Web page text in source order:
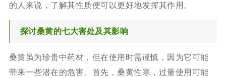
的人来说，了解其性质便可以更好地发挥其作用。
探讨桑黄的七大害处及其影响
桑黄虽为珍贵中药材，但在使用时需谨慎，因为它可能
带来一些潜在的危害。首先，桑黄性寒，过量使用可能